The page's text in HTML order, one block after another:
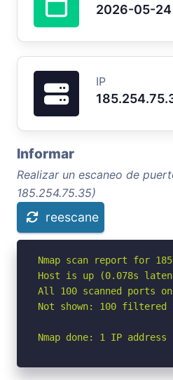
2026-05-24
IP
Informar
Realizar un escaneo de
185.254.75.35)
reescane
Nmap scan report for
Host is up (0.078s
All 100 scanned ports
Not shown: 100 filtered
Nmap done: 1 IP